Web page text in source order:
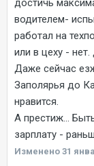
достичь
водителем-
работал на
или в цеху - нет.
Даже сейчас
Заполярья до
нравится.
А престиж...
зарплату -
Изменено 31